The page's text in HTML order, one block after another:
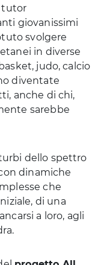
tutor
giovanissimi
svolgere
in diverse
judo, calcio
diventate
anche di chi,
sarebbe
dello spettro
dinamiche
che
di una
a loro, agli